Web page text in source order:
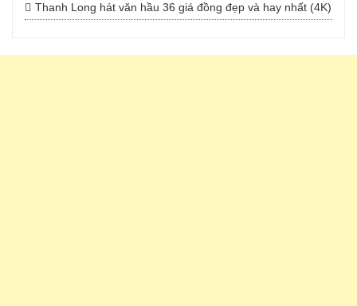
Thanh Long hát văn hầu 36 giá đồng đẹp và hay nhất (4K)